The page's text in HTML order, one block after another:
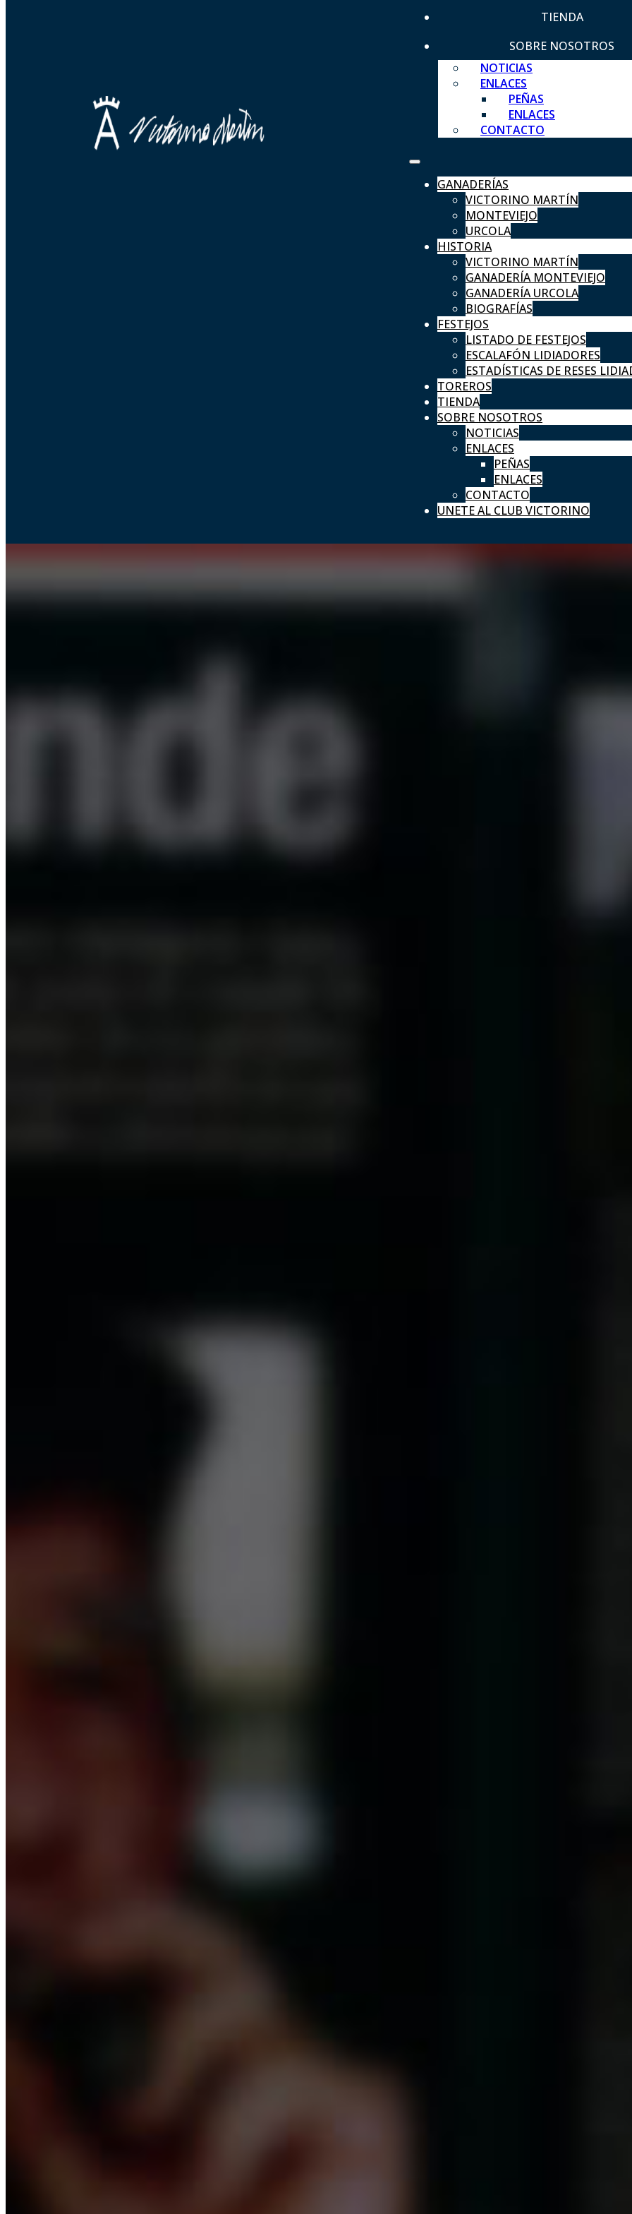
TIENDA
SOBRE NOSOTROS
NOTICIAS
ENLACES
PEÑAS
ENLACES
CONTACTO
GANADERÍAS
VICTORINO MARTÍN
MONTEVIEJO
URCOLA
HISTORIA
VICTORINO MARTÍN
GANADERÍA MONTEVIEJO
GANADERÍA URCOLA
BIOGRAFÍAS
FESTEJOS
LISTADO DE FESTEJOS
ESCALAFÓN LIDIADORES
ESTADÍSTICAS DE RESES
TOREROS
TIENDA
SOBRE NOSOTROS
NOTICIAS
ENLACES
PEÑAS
ENLACES
CONTACTO
UNETE AL CLUB VICTORINO